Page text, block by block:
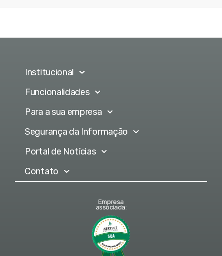
Institucional
Funcionalidades
Para a sua empresa
Segurança da Informação
Portal de Notícias
Contato
Empresa
associada: